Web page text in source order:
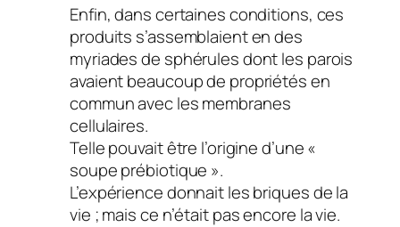
Enfin, dans certaines conditions, ces
produits s’assemblaient en des
myriades de sphérules dont les parois
avaient beaucoup de propriétés en
commun avec les membranes
cellulaires.
Telle pouvait être l’origine d’une «
soupe prébiotique ».
L’expérience donnait les briques de la
vie ; mais ce n’était pas encore la vie.